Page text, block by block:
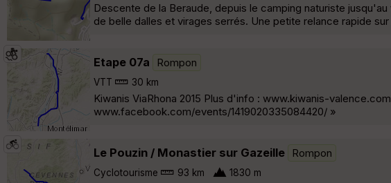
Descente de la Beraude, depuis le camping naturiste
de belle dalles et virages serrés. Une petite relance rapide
Etape 07a Rompon
VTT 30 km
Kiwanis ViaRhona 2015 Plus d'info : www.kiwanis-
www.facebook.com/events/1419020335084420/ »
Le Pouzin / Monastier sur Gazeille Rompon
Cyclotourisme 93 km 1830 m